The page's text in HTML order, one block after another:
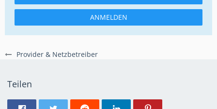
Provider & Netzbetreiber
ANMELDEN
Teilen